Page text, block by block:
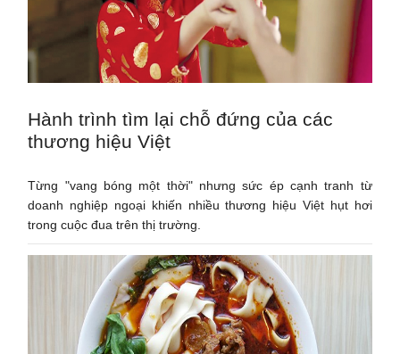
Hành trình tìm lại chỗ đứng của các
thương hiệu Việt
Từng "vang bóng một thời" nhưng sức ép cạnh tranh từ
doanh nghiệp ngoại khiến nhiều thương hiệu Việt hụt hơi
trong cuộc đua trên thị trường.